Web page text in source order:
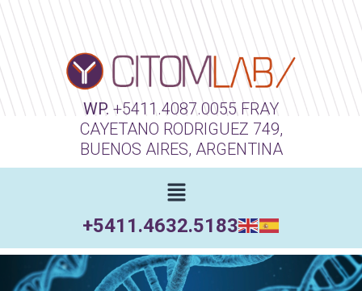
WP. +5411.4087.0055FRAY
CAYETANO RODRIGUEZ 749,
BUENOS AIRES, ARGENTINA
+5411.4632.5183